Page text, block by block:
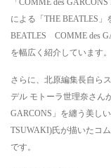
による「THE BEATLES
BEATLES COMME des
を幅広く紹介しています。
さらに、北原編集長自ら
デル モトーラ世理奈さん
GARCONS」を纏う美し
TSUWAKI)氏が描いたコ
です。